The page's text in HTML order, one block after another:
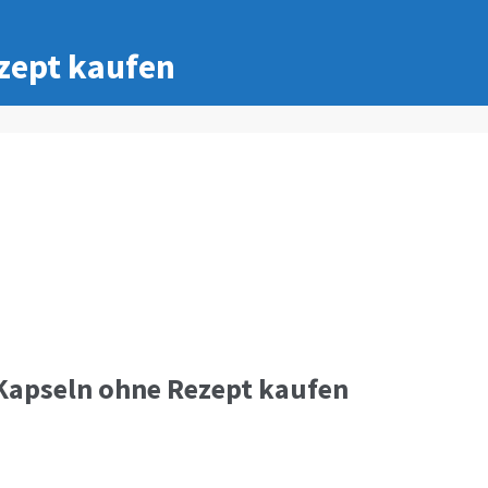
kaufen
ohne Rezept kaufen